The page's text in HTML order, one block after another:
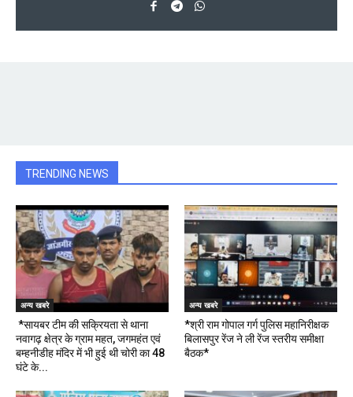
TRENDING NEWS
अन्य खबरे
*सायबर टीम की सक्रियता से थाना
नवागढ़ क्षेत्र के ग्राम महत, जगमहंत एवं
बम्हनीडीह मंदिर में भी हुई थी चोरी का 48
घंटे के...
अन्य खबरे
*श्री राम गोपाल गर्ग पुलिस महानिरीक्षक
बिलासपुर रेंज ने ली रेंज स्तरीय समीक्षा
बैठक*